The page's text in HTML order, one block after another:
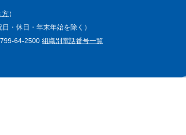
方）
・休日・年末年始を除く）
64-2500 組織別電話番号一覧